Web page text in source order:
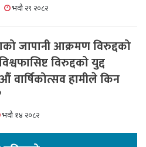
भदौ २९ २०८२
जापानी आक्रमण विरुद्दको
विरुद्दको युद्द
वार्षिकोत्सव हामीले किन
भदौ १४ २०८२